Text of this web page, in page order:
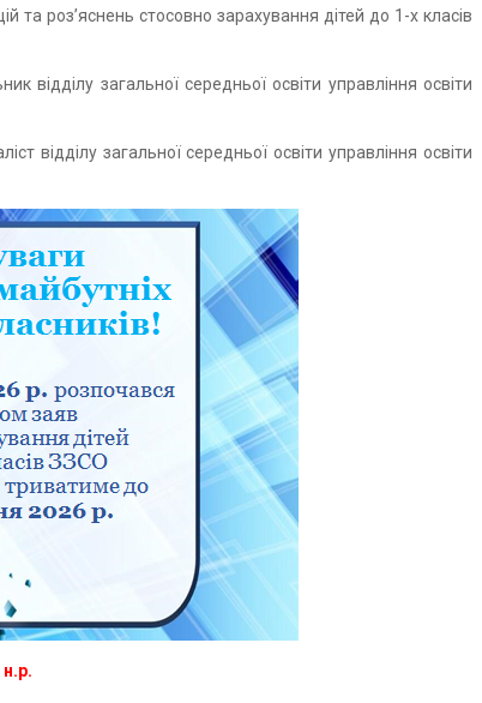
та роз’яснень стосовно зарахування дітей до 1-х класів
загальної середньої освіти управління освіти
відділу загальної середньої освіти управління освіти